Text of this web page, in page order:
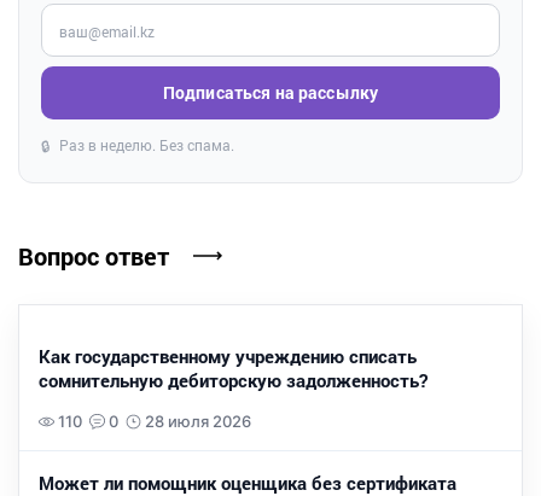
Введите ваш e-mail
Подписаться на рассылку
🔒 Раз в неделю. Без спама.
Вопрос ответ
Как государственному учреждению списать
сомнительную дебиторскую задолженность?
110 0 28 июля 2026
Может ли помощник оценщика без сертификата